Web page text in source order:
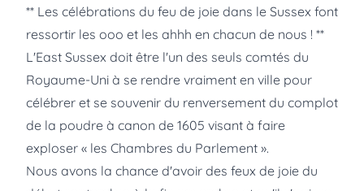
** Les célébrations du feu de joie dans le Sussex font
ressortir les ooo et les ahhh en chacun de nous ! **
L'East Sussex doit être l'un des seuls comtés du
Royaume-Uni à se rendre vraiment en ville pour
célébrer et se souvenir du renversement du complot
de la poudre à canon de 1605 visant à faire
exploser « les Chambres du Parlement ».
Nous avons la chance d'avoir des feux de joie du